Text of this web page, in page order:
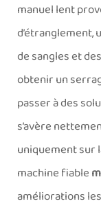
manuel lent
d’étranglement,
de sangles et
obtenir un
passer à des
s’avère
uniquement sur
machine fiable
améliorations